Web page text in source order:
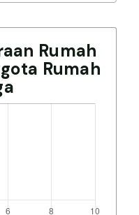
Rumah
Rumah